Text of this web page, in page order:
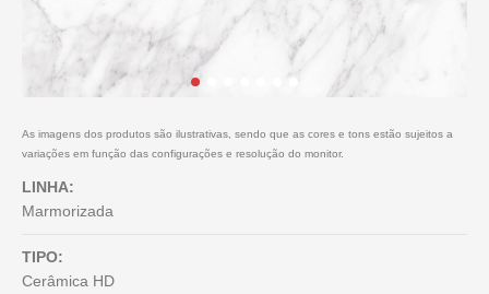
As imagens dos produtos são ilustrativas, sendo que as cores e tons estão sujeitos a
variações em função das configurações e resolução do monitor.
LINHA:
Marmorizada
TIPO:
Cerâmica HD